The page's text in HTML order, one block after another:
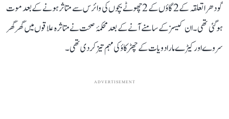
گودھرا تعلقہ کے 2 گاؤں کے 2 چھوٹے بچوں کی وائرس سے متاثر ہونے کے بعد موت
ہو گئی تھی۔ ان کیسز کے سامنے آنے کے بعد محکمۂ صحت نے متاثرہ علاقوں میں گھر گھر
سروے اور کیڑے مار ادویات کے چھڑکاؤ کی مہم تیز کر دی تھی۔
ADVERTISEMENT